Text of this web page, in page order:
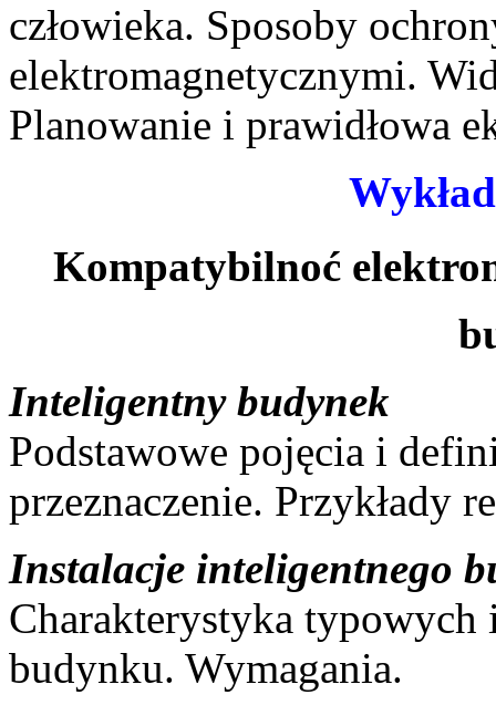
człowieka. Sposoby
elektromagnetycznymi.
Planowanie i prawidłowa
Kompatybilnoć
Inteligentny budynek
Podstawowe pojęcia i
przeznaczenie. Przykłady
Instalacje inteligentnego
Charakterystyka
budynku. Wymagania.